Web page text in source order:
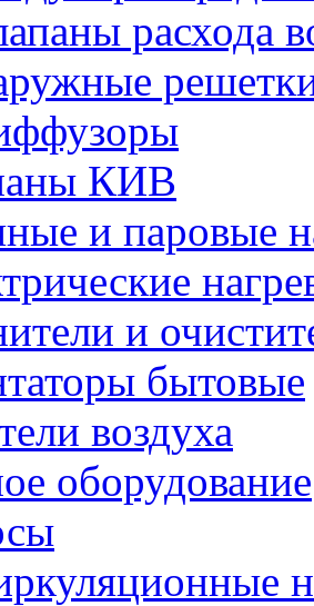
расхода
КИВ
и паровые
и
бытовые
воздуха
оборудование